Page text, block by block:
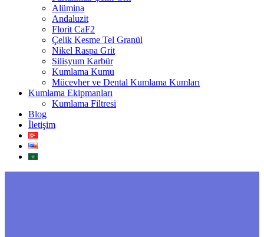
Alümina
Andaluzit
Florit CaF2
Çelik Kesme Tel Granül
Nikel Raspa Grit
Silisyum Karbür
Kumlama Kumu
Mücevher ve Dental Kumlama Kumları
Kumlama Ekipmanları
Kumlama Filtresi
Blog
İletişim